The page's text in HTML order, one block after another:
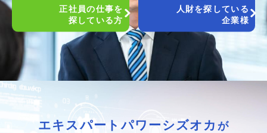
正社員の仕事を
探している方
人財を探している
企業様
エキスパートパワーシズオカ が